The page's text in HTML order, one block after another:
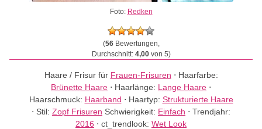
Foto: Redken
(56Bewertungen,
Durchschnitt: 4,00von 5)
Haare / Frisur für Frauen-Frisuren ⋅ Haarfarbe:
Brünette Haare ⋅ Haarlänge: Lange Haare ⋅
Haarschmuck: Haarband ⋅ Haartyp: Strukturierte Haare
⋅ Stil: Zopf Frisuren Schwierigkeit: Einfach ⋅ Trendjahr:
2016 ⋅ ct_trendlook: Wet Look